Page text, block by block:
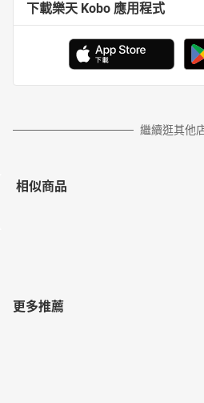
下載樂天 Kobo 應用程式
繼續逛其他
相似商品
更多推薦